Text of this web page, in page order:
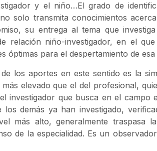
y el niño…El grado de
solo transmita conocimientos
su entrega al tema que
relación niño-investigador, en el
óptimas para el despertamiento de
los aportes en este sentido es la
elevado que el del profesional,
investigador que busca en el
los demás ya han investigado,
más alto, generalmente traspasa
de la especialidad. Es un